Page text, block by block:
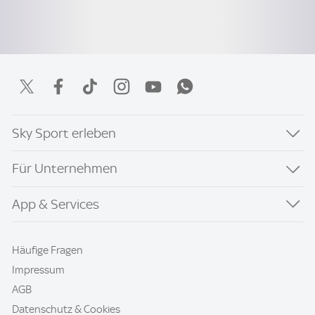
Sky Sport erleben
Für Unternehmen
App & Services
Häufige Fragen
Impressum
AGB
Datenschutz & Cookies